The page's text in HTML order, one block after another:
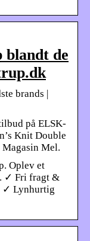
de
brands |
på ELSK-
Knit Double
Magasin Mel.
Oplev et
✓ Fri fragt &
✓ Lynhurtig